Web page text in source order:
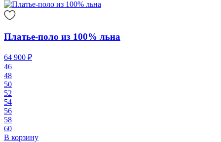
Платье-поло из 100% льна
64 900 ₽
46
48
50
52
54
56
58
60
В корзину